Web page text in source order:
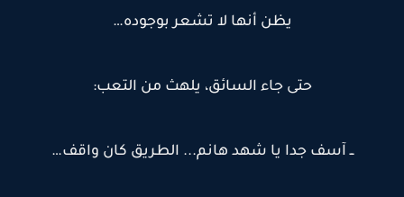
يظن أنها لا تشعر بوجوده…
حتى جاء السائق، يلهث من التعب:
ــ آسف جدا يا شهد هانم... الطريق كان واقف…